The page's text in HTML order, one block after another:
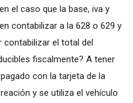
el caso que la base, iva y
contabilizar a la 628 o 629 y
contabilizar el total del
fiscalmente? A tener
con la tarjeta de la
y se utiliza el vehículo